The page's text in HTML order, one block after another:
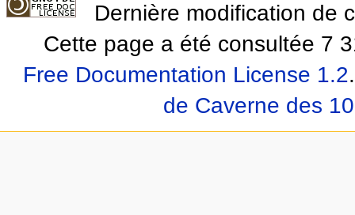
Dernière modification de
Cette page a été consultée 7
Free Documentation License 1.2.
de Caverne des